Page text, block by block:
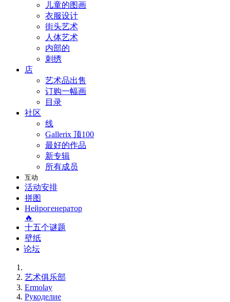
儿童的图画
衣服设计
街头艺术
人体艺术
内部的
刺绣
店
艺术品出售
订购一幅画
目录
社区
线
Gallerix 顶100
最好的作品
新专辑
所有成员
互动
活动安排
拼图
Нейрогенератор
🔥
十五个谜题
壁纸
论坛
艺术俱乐部
Ermolay
Рукоделие